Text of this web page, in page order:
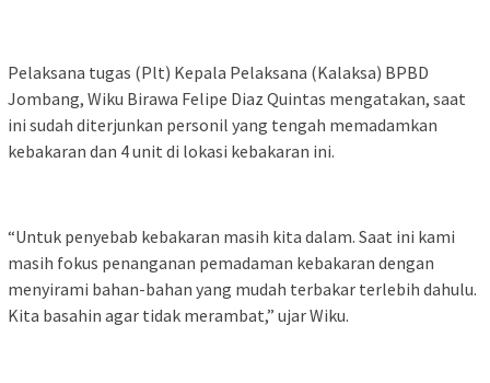
Pelaksana tugas (Plt) Kepala Pelaksana (Kalaksa) BPBD
Jombang, Wiku Birawa Felipe Diaz Quintas mengatakan, saat
ini sudah diterjunkan personil yang tengah memadamkan
kebakaran dan 4 unit di lokasi kebakaran ini.
“Untuk penyebab kebakaran masih kita dalam. Saat ini kami
masih fokus penanganan pemadaman kebakaran dengan
menyirami bahan-bahan yang mudah terbakar terlebih dahulu.
Kita basahin agar tidak merambat,” ujar Wiku.